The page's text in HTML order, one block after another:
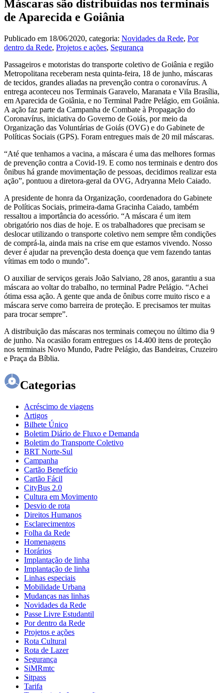
Máscaras são distribuídas nos terminais
de Aparecida e Goiânia
Publicado em 18/06/2020, categoria: Novidades da Rede, Por
dentro da Rede, Projetos e ações, Segurança
Passageiros e motoristas do transporte coletivo de Goiânia e região
Metropolitana receberam nesta quinta-feira, 18 de junho, máscaras
de tecidos, grandes aliadas na prevenção contra o coronavírus. A
entrega aconteceu nos Terminais Garavelo, Maranata e Vila Brasília,
em Aparecida de Goiânia, e no Terminal Padre Pelágio, em Goiânia.
A ação faz parte da Campanha de Combate à Propagação do
Coronavírus, iniciativa do Governo de Goiás, por meio da
Organização das Voluntárias de Goiás (OVG) e do Gabinete de
Políticas Sociais (GPS). Foram entregues mais de 20 mil máscaras.
“Até que tenhamos a vacina, a máscara é uma das melhores formas
de prevenção contra a Covid-19. E como nos terminais e dentro dos
ônibus há grande movimentação de pessoas, decidimos realizar esta
ação”, pontuou a diretora-geral da OVG, Adryanna Melo Caiado.
A presidente de honra da Organização, coordenadora do Gabinete
de Políticas Sociais, primeira-dama Gracinha Caiado, também
ressaltou a importância do acessório. “A máscara é um item
obrigatório nos dias de hoje. E os trabalhadores que precisam se
deslocar utilizando o transporte coletivo nem sempre têm condições
de comprá-la, ainda mais na crise em que estamos vivendo. Nosso
dever é ajudar na prevenção desta doença que vem fazendo tantas
vítimas em todo o mundo”.
O auxiliar de serviços gerais João Salviano, 28 anos, garantiu a sua
máscara ao voltar do trabalho, no terminal Padre Pelágio. “Achei
ótima essa ação. A gente que anda de ônibus corre muito risco e a
máscara serve como barreira de proteção. E precisamos ter muitas
para trocar sempre”.
A distribuição das máscaras nos terminais começou no último dia 9
de junho. Na ocasião foram entregues os 14.400 itens de proteção
nos terminais Novo Mundo, Padre Pelágio, das Bandeiras, Cruzeiro
e Praça da Bíblia.
Categorias
Acréscimo de viagens
Artigos
Bilhete Único
Boletim Diário de Fluxo e Demanda
Boletim do Transporte Coletivo
BRT Norte-Sul
Campanha
Cartão Benefício
Cartão Fácil
CityBus 2.0
Cultura em Movimento
Desvio de rota
Direitos Humanos
Esclarecimentos
Folha da Rede
Homenagens
Horários
Implantação de linha
Implantação de linha
Linhas especiais
Mobilidade Urbana
Mudanças nas linhas
Novidades da Rede
Passe Livre Estudantil
Por dentro da Rede
Projetos e ações
Rota Cultural
Rota de Lazer
Segurança
SiMRmtc
Sitpass
Tarifa